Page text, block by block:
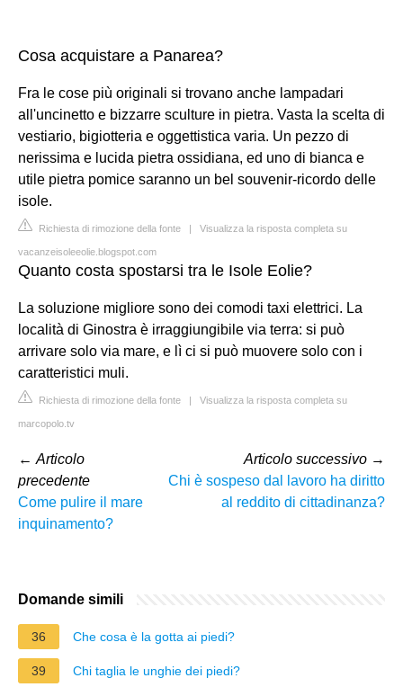
Cosa acquistare a Panarea?
Fra le cose più originali si trovano anche lampadari
all'uncinetto e bizzarre sculture in pietra. Vasta la scelta di
vestiario, bigiotteria e oggettistica varia. Un pezzo di
nerissima e lucida pietra ossidiana, ed uno di bianca e
utile pietra pomice saranno un bel souvenir-ricordo delle
isole.
Richiesta di rimozione della fonte | Visualizza la risposta completa su
vacanzeisoleeolie.blogspot.com
Quanto costa spostarsi tra le Isole Eolie?
La soluzione migliore sono dei comodi taxi elettrici. La
località di Ginostra è irraggiungibile via terra: si può
arrivare solo via mare, e lì ci si può muovere solo con i
caratteristici muli.
Richiesta di rimozione della fonte | Visualizza la risposta completa su
marcopolo.tv
← Articolo
precedente
Come pulire il mare
inquinamento?
Articolo successivo →
Chi è sospeso dal lavoro ha diritto
al reddito di cittadinanza?
Domande simili
36 Che cosa è la gotta ai piedi?
39 Chi taglia le unghie dei piedi?